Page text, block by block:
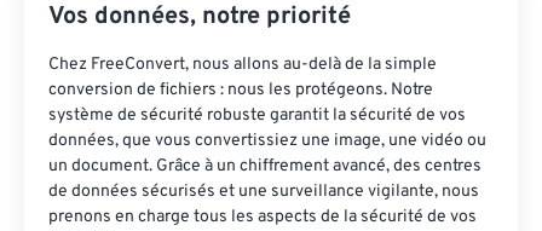
Vos données, notre priorité
Chez FreeConvert, nous allons au-delà de la simple
conversion de fichiers : nous les protégeons. Notre
système de sécurité robuste garantit la sécurité de vos
données, que vous convertissiez une image, une vidéo ou
un document. Grâce à un chiffrement avancé, des centres
de données sécurisés et une surveillance vigilante, nous
prenons en charge tous les aspects de la sécurité de vos